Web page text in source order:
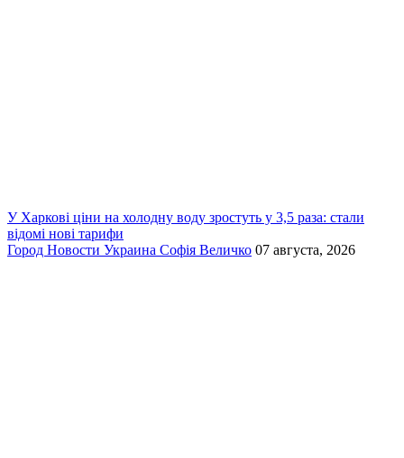
У Харкові ціни на холодну воду зростуть у 3,5 раза: стали
відомі нові тарифи
Город Новости Украина Софія Величко 07 августа, 2026